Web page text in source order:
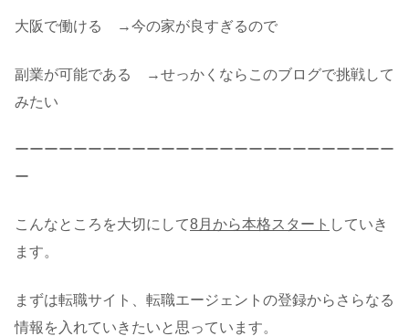
大阪で働ける →今の家が良すぎるので
副業が可能である →せっかくならこのブログで挑戦して
みたい
ーーーーーーーーーーーーーーーーーーーーーーーーーー
ー
こんなところを大切にして8月から本格スタート していき
ます。
まずは転職サイト、転職エージェントの登録からさらなる
情報を入れていきたいと思っています。